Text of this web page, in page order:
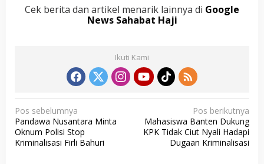
Cek berita dan artikel menarik lainnya di Google
News Sahabat Haji
Ikuti Kami
N
a
v
Pos sebelumnya
Pandawa Nusantara Minta
Oknum Polisi Stop
Kriminalisasi Firli Bahuri
Pos berikutnya
Mahasiswa Banten Dukung
KPK Tidak Ciut Nyali Hadapi
Dugaan Kriminalisasi